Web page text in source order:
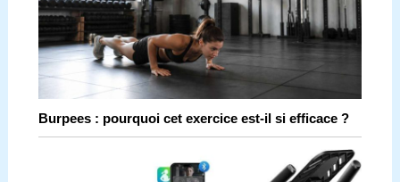
Burpees : pourquoi cet exercice est-il si efficace ?